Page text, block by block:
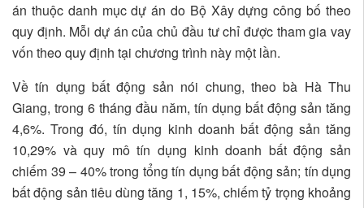
án thuộc danh mục dự án do Bộ Xây dựng công bố theo
quy định. Mỗi dự án của chủ đầu tư chỉ được tham gia vay
vốn theo quy định tại chương trình này một lần.
Về tín dụng bất động sản nói chung, theo bà Hà Thu
Giang, trong 6 tháng đầu năm, tín dụng bất động sản tăng
4,6%. Trong đó, tín dụng kinh doanh bất động sản tăng
10,29% và quy mô tín dụng kinh doanh bất động sản
chiếm 39 – 40% trong tổng tín dụng bất động sản; tín dụng
bất động sản tiêu dùng tăng 1, 15%, chiếm tỷ trọng khoảng